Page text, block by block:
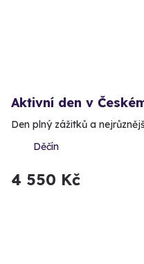
Aktivní den v
Den plný zážitků a
Děčín
4 550 Kč